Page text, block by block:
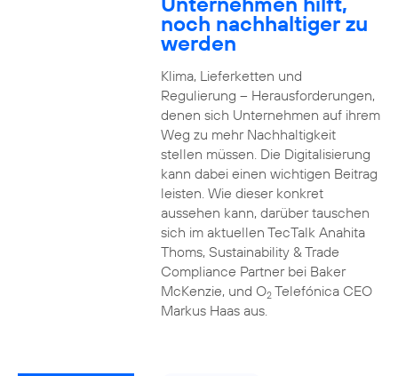
noch nachhaltiger zu
werden
Klima, Lieferketten und
Regulierung – Herausforderungen,
denen sich Unternehmen auf ihrem
Weg zu mehr Nachhaltigkeit
stellen müssen. Die Digitalisierung
kann dabei einen wichtigen Beitrag
leisten. Wie dieser konkret
aussehen kann, darüber tauschen
sich im aktuellen TecTalk Anahita
Thoms, Sustainability & Trade
Compliance Partner bei Baker
McKenzie, und O2Telefónica CEO
Markus Haas aus.